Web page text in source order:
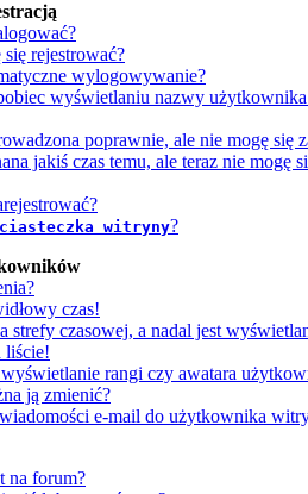
rejestrować?
wylogowywanie?
wyświetlaniu nazwy
poprawnie, ale nie mogę się
jakiś czas temu, ale teraz nie mogę
ciasteczka witryny?
czas!
strefy czasowej, a nadal jest
liście!
rangi czy awatara
ją zmienić?
e-mail do użytkownika
na forum?